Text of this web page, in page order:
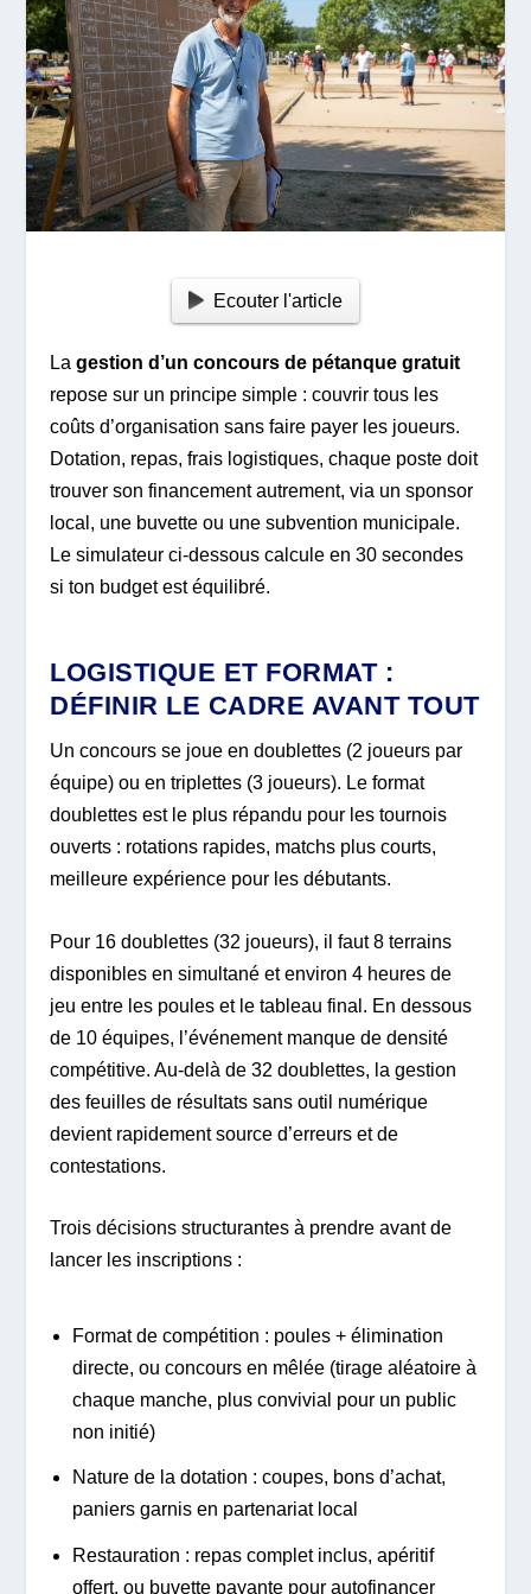
Ecouter l'article
Lagestion d’un concours de pétanque gratuit
repose sur un principe simple : couvrir tous les
coûts d’organisation sans faire payer les joueurs.
Dotation, repas, frais logistiques, chaque poste doit
trouver son financement autrement, via un sponsor
local, une buvette ou une subvention municipale.
Le simulateur ci-dessous calcule en 30 secondes
si ton budget est équilibré.
LOGISTIQUE ET FORMAT :
DÉFINIR LE CADRE AVANT TOUT
Un concours se joue en doublettes (2 joueurs par
équipe) ou en triplettes (3 joueurs). Le format
doublettes est le plus répandu pour les tournois
ouverts : rotations rapides, matchs plus courts,
meilleure expérience pour les débutants.
Pour 16 doublettes (32 joueurs), il faut 8 terrains
disponibles en simultané et environ 4 heures de
jeu entre les poules et le tableau final. En dessous
de 10 équipes, l’événement manque de densité
compétitive. Au-delà de 32 doublettes, la gestion
des feuilles de résultats sans outil numérique
devient rapidement source d’erreurs et de
contestations.
Trois décisions structurantes à prendre avant de
lancer les inscriptions :
Format de compétition : poules + élimination
directe, ou concours en mêlée (tirage aléatoire à
chaque manche, plus convivial pour un public
non initié)
Nature de la dotation : coupes, bons d’achat,
paniers garnis en partenariat local
Restauration : repas complet inclus, apéritif
offert, ou buvette payante pour autofinancer